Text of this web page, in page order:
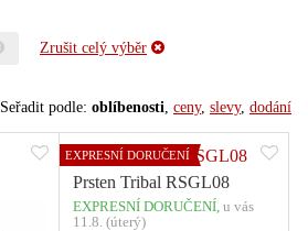
Zrušit celý výběr
Seřadit podle: oblíbenosti, ceny, slevy, dodání
EXPRESNÍ DORUČENÍ
Prsten Tribal RSGL08
EXPRESNÍ DORUČENÍ, u vás
11.8. (úterý)